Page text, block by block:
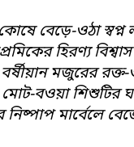
বেড়ে-ওঠা স্বপ্ন
হিরণ্য বিশ্বাস
মজুরের
মোট-বওয়া শিশুটির
মার্বেলে